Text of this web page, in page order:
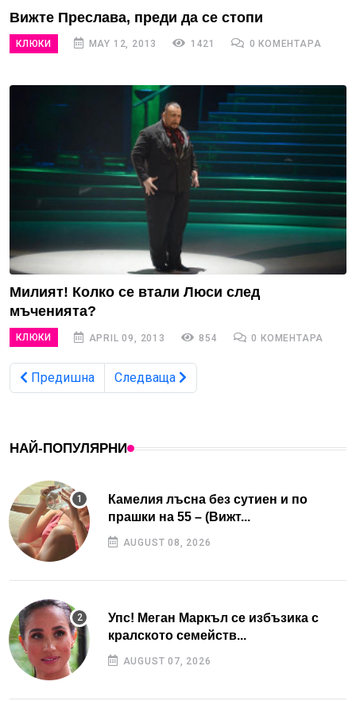
Вижте Преслава, преди да се стопи
КЛЮКИ MAY 12, 2013 1421 0 КОМЕНТАРА
Милият! Колко се втали Люси след
мъченията?
КЛЮКИ APRIL 09, 2013 854 0 КОМЕНТАРА
Предишна Следваща
НАЙ-ПОПУЛЯРНИ
Камелия лъсна без сутиен и по
прашки на 55 – (Вижт...
AUGUST 08, 2026
Упс! Меган Маркъл се избъзика с
кралското семейств...
AUGUST 07, 2026